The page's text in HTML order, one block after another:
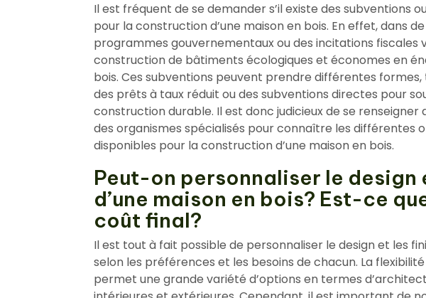
Il est fréquent de se demander s’il existe des subventions
pour la construction d’une maison en bois. En effet, dans
programmes gouvernementaux ou des incitations fiscales
construction de bâtiments écologiques et économes en
bois. Ces subventions peuvent prendre différentes formes,
des prêts à taux réduit ou des subventions directes pour
construction durable. Il est donc judicieux de se
des organismes spécialisés pour connaître les différentes
disponibles pour la construction d’une maison en bois.
Peut-on personnaliser le design
d’une maison en bois? Est-ce
coût final?
Il est tout à fait possible de personnaliser le design et les
selon les préférences et les besoins de chacun. La
permet une grande variété d’options en termes